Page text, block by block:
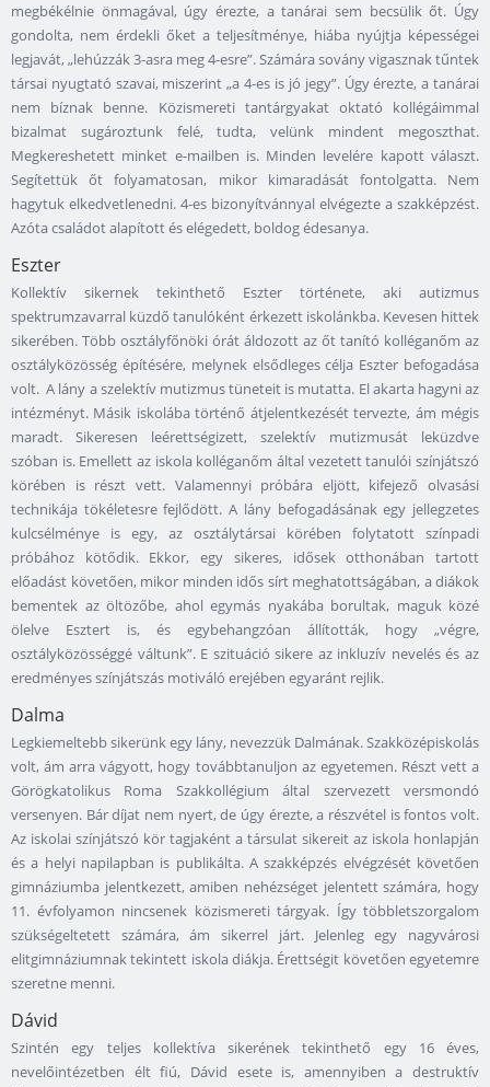
megbékélnie önmagával, úgy érezte, a tanárai sem becsülik őt. Úgy
gondolta, nem érdekli őket a teljesítménye, hiába nyújtja képességei
legjavát, „lehúzzák 3-asra meg 4-esre”. Számára sovány vigasznak tűntek
társai nyugtató szavai, miszerint „a 4-es is jó jegy”. Úgy érezte, a tanárai
nem bíznak benne. Közismereti tantárgyakat oktató kollégáimmal
bizalmat sugároztunk felé, tudta, velünk mindent megoszthat.
Megkereshetett minket e-mailben is. Minden levelére kapott választ.
Segítettük őt folyamatosan, mikor kimaradását fontolgatta. Nem
hagytuk elkedvetlenedni. 4-es bizonyítvánnyal elvégezte a szakképzést.
Azóta családot alapított és elégedett, boldog édesanya.
Eszter
Kollektív sikernek tekinthető Eszter története, aki autizmus
spektrumzavarral küzdő tanulóként érkezett iskolánkba. Kevesen hittek
sikerében. Több osztályfőnöki órát áldozott az őt tanító kolléganőm az
osztályközösség építésére, melynek elsődleges célja Eszter befogadása
volt. A lány a szelektív mutizmus tüneteit is mutatta. El akarta hagyni az
intézményt. Másik iskolába történő átjelentkezését tervezte, ám mégis
maradt. Sikeresen leérettségizett, szelektív mutizmusát leküzdve
szóban is. Emellett az iskola kolléganőm által vezetett tanulói színjátszó
körében is részt vett. Valamennyi próbára eljött, kifejező olvasási
technikája tökéletesre fejlődött. A lány befogadásának egy jellegzetes
kulcsélménye is egy, az osztálytársai körében folytatott színpadi
próbához kötődik. Ekkor, egy sikeres, idősek otthonában tartott
előadást követően, mikor minden idős sírt meghatottságában, a diákok
bementek az öltözőbe, ahol egymás nyakába borultak, maguk közé
ölelve Esztert is, és egybehangzóan állították, hogy „végre,
osztályközösséggé váltunk”. E szituáció sikere az inkluzív nevelés és az
eredményes színjátszás motiváló erejében egyaránt rejlik.
Dalma
Legkiemeltebb sikerünk egy lány, nevezzük Dalmának. Szakközépiskolás
volt, ám arra vágyott, hogy továbbtanuljon az egyetemen. Részt vett a
Görögkatolikus Roma Szakkollégium által szervezett versmondó
versenyen. Bár díjat nem nyert, de úgy érezte, a részvétel is fontos volt.
Az iskolai színjátszó kör tagjaként a társulat sikereit az iskola honlapján
és a helyi napilapban is publikálta. A szakképzés elvégzését követően
gimnáziumba jelentkezett, amiben nehézséget jelentett számára, hogy
11. évfolyamon nincsenek közismereti tárgyak. Így többletszorgalom
szükségeltetett számára, ám sikerrel járt. Jelenleg egy nagyvárosi
elitgimnáziumnak tekintett iskola diákja. Érettségit követően egyetemre
szeretne menni.
Dávid
Szintén egy teljes kollektíva sikerének tekinthető egy 16 éves,
nevelőintézetben élt fiú, Dávid esete is, amennyiben a destruktív